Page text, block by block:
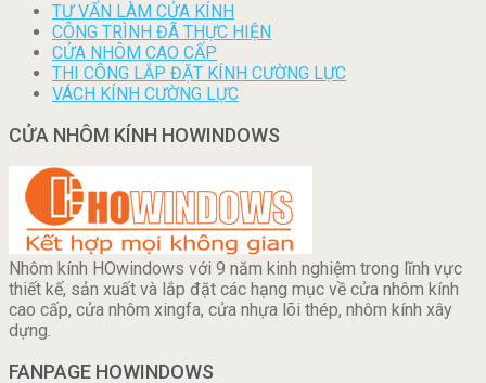
TƯ VẤN LÀM CỬA KÍNH
CÔNG TRÌNH ĐÃ THỰC HIỆN
CỬA NHÔM CAO CẤP
THI CÔNG LẮP ĐẶT KÍNH CƯỜNG LỰC
VÁCH KÍNH CƯỜNG LỰC
CỬA NHÔM KÍNH HOWINDOWS
Nhôm kính HOwindows với 9 năm kinh nghiệm trong lĩnh vực
thiết kế, sản xuất và lắp đặt các hạng mục về cửa nhôm kính
cao cấp, cửa nhôm xingfa, cửa nhựa lõi thép, nhôm kính xây
dựng.
FANPAGE HOWINDOWS